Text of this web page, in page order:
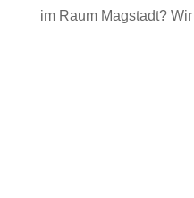
im Raum Magstadt?